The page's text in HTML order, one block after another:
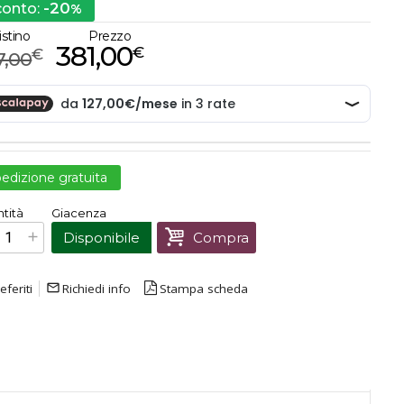
-20%
€
Prezzo
€
381,00
gratuita
Prezzo finale:€381,00
Giacenza
Disponibile Compra
mail_outline Richiedi info Stampa scheda